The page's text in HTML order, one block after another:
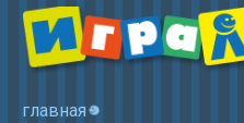
главная